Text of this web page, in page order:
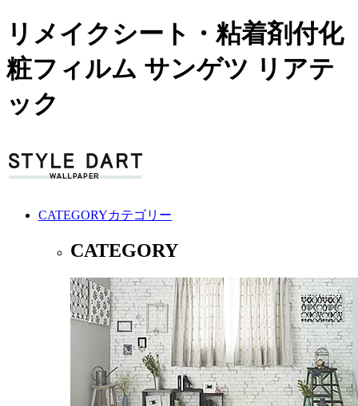
リメイクシート・粘着剤付化
粧フィルム サンゲツ リアテ
ック
CATEGORYカテゴリー
CATEGORY